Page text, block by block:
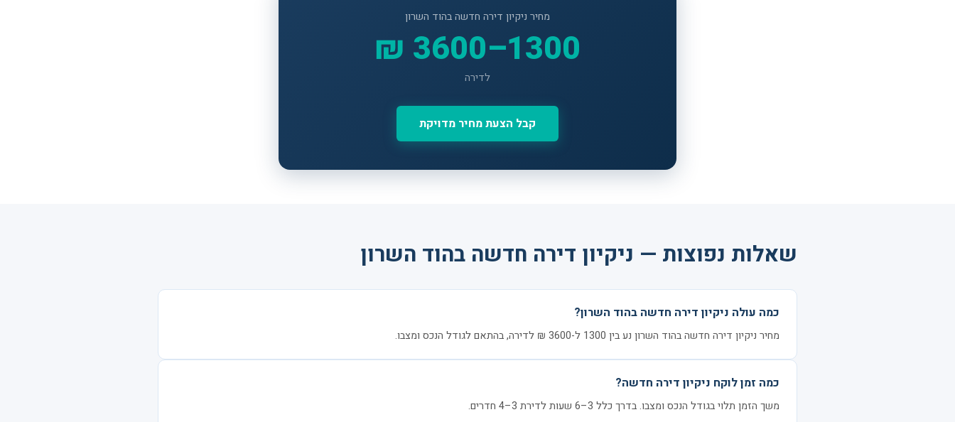
מחיר ניקיון דירה חדשה בהוד השרון
1300–3600 ₪
לדירה
קבל הצעת מחיר מדויקת
שאלות נפוצות — ניקיון דירה חדשה בהוד השרון
כמה עולה ניקיון דירה חדשה בהוד השרון?
מחיר ניקיון דירה חדשה בהוד השרון נע בין 1300 ל-3600 ₪ לדירה, בהתאם לגודל הנכס ומצבו.
כמה זמן לוקח ניקיון דירה חדשה?
משך הזמן תלוי בגודל הנכס ומצבו. בדרך כלל 3–6 שעות לדירת 3–4 חדרים.